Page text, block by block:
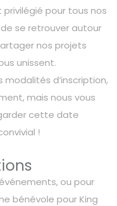
pour tous nos
se retrouver autour
nos projets
unissent.
modalités d’inscription,
mais nous vous
cette date
!
ou pour
bénévole pour King